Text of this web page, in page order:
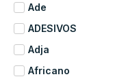
Ade
ADESIVOS
Adja
Africano